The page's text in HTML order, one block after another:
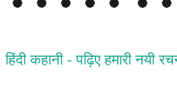
हिंदी कहानी - पढ़िए हमारी नयी